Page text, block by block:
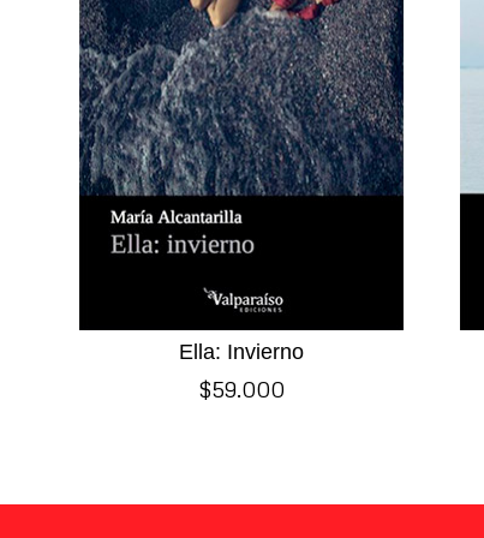
Ella: Invierno
$59.000